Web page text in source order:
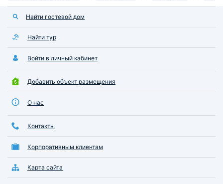
Найти гостевой дом
Найти тур
Войти в личный кабинет
Добавить объект размещения
О нас
Контакты
Корпоративным клиентам
Карта сайта